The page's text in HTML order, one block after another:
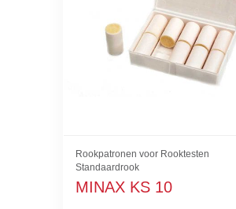
Rookpatronen voor Rooktesten
Standaardrook
MINAX KS 10